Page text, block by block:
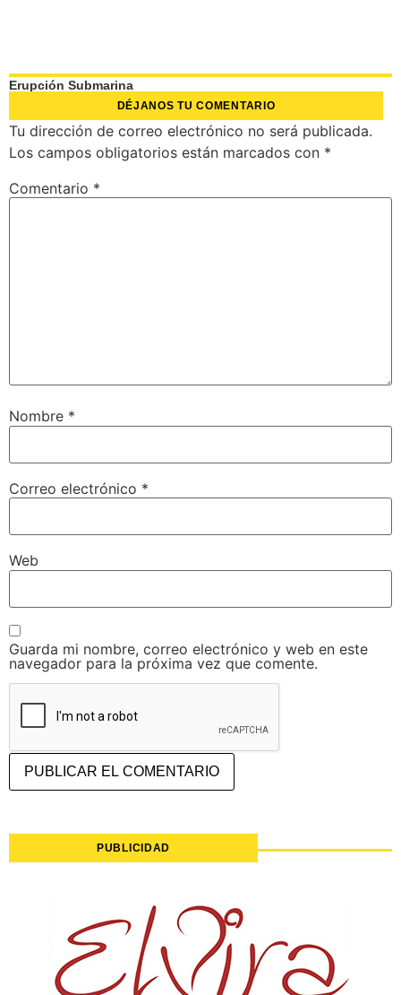
Erupción Submarina
DÉJANOS TU COMENTARIO
Tu dirección de correo electrónico no será publicada.
Los campos obligatorios están marcados con *
Comentario *
Nombre *
Correo electrónico *
Web
Guarda mi nombre, correo electrónico y web en este
navegador para la próxima vez que comente.
PUBLICIDAD